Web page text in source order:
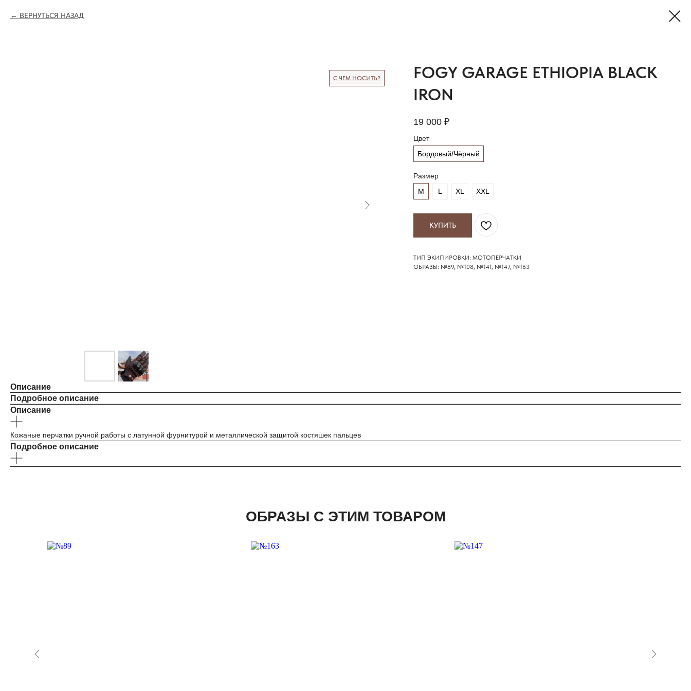
ВЕРНУТЬСЯ НАЗАД
С ЧЕМ НОСИТЬ?
FOGY GARAGE ETHIOPIA BLACK
IRON
19 000 ₽
Цвет
Бордовый/Чёрный
Размер
М
L XL XXL
КУПИТЬ
ТИП ЭКИПИРОВКИ: МОТОПЕРЧАТКИ
ОБРАЗЫ: №89, №108, №141, №147, №163
Описание
Подробное описание
Описание
Кожаные перчатки ручной работы с латунной фурнитурой и металлической защитой костяшек пальцев
Подробное описание
ОБРАЗЫ С ЭТИМ ТОВАРОМ